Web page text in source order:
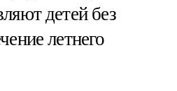
детей без
летнего